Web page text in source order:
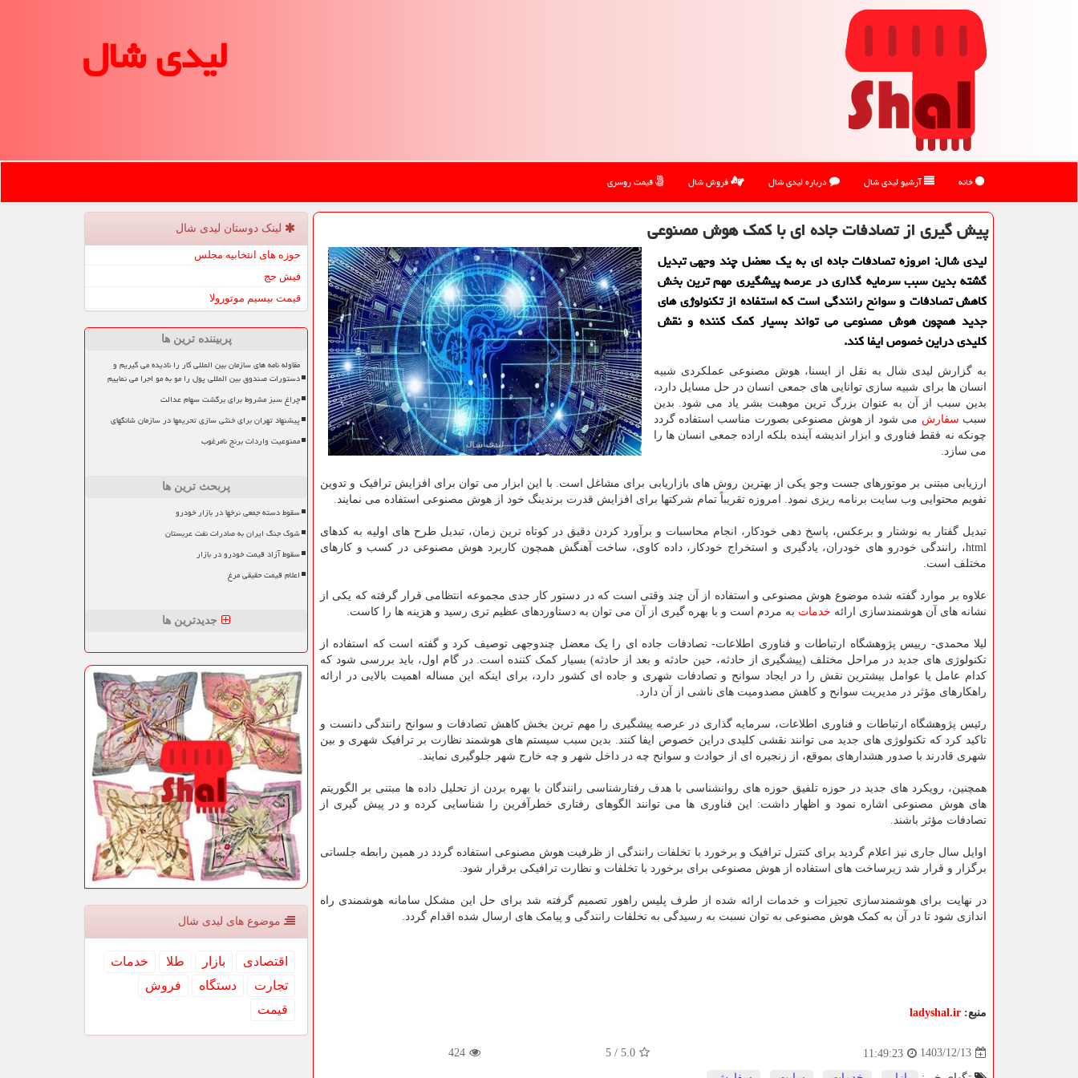
لیدی شال
خانه آرشیو لیدی شال درباره لیدی شال فروش شال قیمت روسری
پیش گیری از تصادفات جاده ای با کمک هوش مصنوعی
لیدی شال: امروزه تصادفات جاده ای به یک معضل چند وجهی تبدیل
گشته بدین سبب سرمایه گذاری در عرصه پیشگیری مهم ترین بخش
کاهش تصادفات و سوانح رانندگی است که استفاده از تکنولوژی های
جدید همچون هوش مصنوعی می تواند بسیار کمک کننده و نقش
کلیدی دراین خصوص ایفا کند.
به گزارش لیدی شال به نقل از ایسنا، هوش مصنوعی عملکردی شبیه
انسان ها برای شبیه سازی توانایی های جمعی انسان در حل مسایل دارد،
بدین سبب از آن به عنوان بزرگ ترین موهبت بشر یاد می شود. بدین
سبب سفارش می شود از هوش مصنوعی بصورت مناسب استفاده گردد
چونکه نه فقط فناوری و ابزار اندیشه آینده بلکه اراده جمعی انسان ها را
می سازد.
ارزیابی مبتنی بر موتورهای جست وجو یکی از بهترین روش های بازاریابی برای مشاغل است. با این ابزار می توان برای افزایش ترافیک و تدوین
تفویم محتوایی وب سایت برنامه ریزی نمود. امروزه تقریباً تمام شرکتها برای افزایش قدرت برندینگ خود از هوش مصنوعی استفاده می نمایند.
تبدیل گفتار به نوشتار و برعکس، پاسخ دهی خودکار، انجام محاسبات و برآورد کردن دقیق در کوتاه ترین زمان، تبدیل طرح های اولیه به کدهای
html، رانندگی خودرو های خودران، یادگیری و استخراج خودکار، داده کاوی، ساخت آهنگش همچون کاربرد هوش مصنوعی در کسب و کارهای
مختلف است.
علاوه بر موارد گفته شده موضوع هوش مصنوعی و استفاده از آن چند وقتی است که در دستور کار جدی مجموعه انتظامی قرار گرفته که یکی از
نشانه های آن هوشمندسازی ارائه خدمات به مردم است و با بهره گیری از آن می توان به دستاوردهای عظیم تری رسید و هزینه ها را کاست.
لیلا محمدی- رییس پژوهشگاه ارتباطات و فناوری اطلاعات- تصادفات جاده ای را یک معضل چندوجهی توصیف کرد و گفته است که استفاده از
تکنولوژی های جدید در مراحل مختلف (پیشگیری از حادثه، حین حادثه و بعد از حادثه) بسیار کمک کننده است. در گام اول، باید بررسی شود که
کدام عامل یا عوامل بیشترین نقش را در ایجاد سوانح و تصادفات شهری و جاده ای کشور دارد، برای اینکه این مساله اهمیت بالایی در ارائه
راهکارهای مؤثر در مدیریت سوانح و کاهش مصدومیت های ناشی از آن دارد.
رئیس پژوهشگاه ارتباطات و فناوری اطلاعات، سرمایه گذاری در عرصه پیشگیری را مهم ترین بخش کاهش تصادفات و سوانح رانندگی دانست و
تاکید کرد که تکنولوژی های جدید می توانند نقشی کلیدی دراین خصوص ایفا کنند. بدین سبب سیستم های هوشمند نظارت بر ترافیک شهری و بین
شهری قادرند با صدور هشدارهای بموقع، از زنجیره ای از حوادث و سوانح چه در داخل شهر و چه خارج شهر جلوگیری نمایند.
همچنین، رویکرد های جدید در حوزه تلفیق حوزه های روانشناسی با هدف رفتارشناسی رانندگان با بهره بردن از تحلیل داده ها مبتنی بر الگوریتم
های هوش مصنوعی اشاره نمود و اظهار داشت: این فناوری ها می توانند الگوهای رفتاری خطرآفرین را شناسایی کرده و در پیش گیری از
تصادفات مؤثر باشند.
اوایل سال جاری نیز اعلام گردید برای کنترل ترافیک و برخورد با تخلفات رانندگی از ظرفیت هوش مصنوعی استفاده گردد در همین رابطه جلساتی
برگزار و قرار شد زیرساخت های استفاده از هوش مصنوعی برای برخورد با تخلفات و نظارت ترافیکی برقرار شود.
در نهایت برای هوشمندسازی تجیزات و خدمات ارائه شده از طرف پلیس راهور تصمیم گرفته شد برای حل این مشکل سامانه هوشمندی راه
اندازی شود تا در آن به کمک هوش مصنوعی به توان نسبت به رسیدگی به تخلفات رانندگی و پیامک های ارسال شده اقدام گردد.
منبع: ladyshal.ir
1403/12/13
11:49:23
5.0
/
5
424
لینک دوستان لیدی شال
حوزه های انتخابیه مجلس
فیش حج
قیمت بیسیم موتورولا
پربیننده ترین ها
مقاوله نامه های سازمان بین المللی کار را نادیده می گیریم و
دستورات صندوق بین المللی پول را مو به مو اجرا می نماییم
چراغ سبز مشروط برای برگشت سهام عدالت
پیشنهاد تهران برای خنثی سازی تحریمها در سازمان شانگهای
ممنوعیت واردات برنج نامرغوب
پربحث ترین ها
سقوط دسته جمعی نرخها در بازار خودرو
شوک جنگ ایران به صادرات نفت عربستان
سقوط آزاد قیمت خودرو در بازار
اعلام قیمت حقیقی مرغ
جدیدترین ها
موضوع های لیدی شال
اقتصادی بازار طلا
خدمات
تجارت
دستگاه
فروش
قیمت